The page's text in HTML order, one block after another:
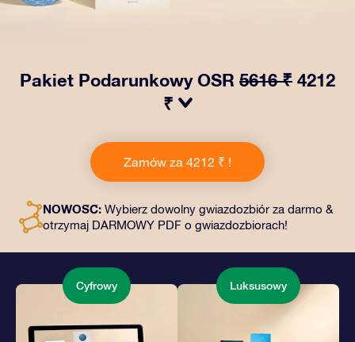
Pakiet Podarunkowy OSR 5616 ₹ 4212
₹
naszemu OSR Gift Pack! Ten zestaw obejmuje piękną
kopertę i spersonalizowane dokumenty wysłane na
wybrany adres, a także dokumenty cyfrowe i bezpłatny
podarowanie wiecznego prezentu przyjaciołom i
bliskim.
Zamów za 4212 ₹ !
NOWOŚĆ: Wybierz dowolny gwiazdozbiór za darmo &
otrzymaj DARMOWY PDF o gwiazdozbiorach!
Cyfrowy Luksusowy